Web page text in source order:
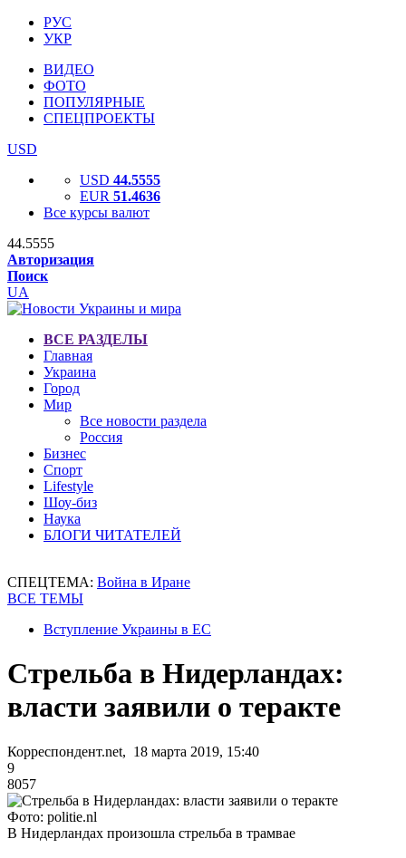
РУС
УКР
ВИДЕО
ФОТО
ПОПУЛЯРНЫЕ
СПЕЦПРОЕКТЫ
USD
USD 44.5555
EUR 51.4636
Все курсы валют
44.5555
Авторизация
Поиск
UA
ВСЕ РАЗДЕЛЫ
Главная
Украина
Город
Мир
Все новости раздела
Россия
Бизнес
Спорт
Lifestyle
Шоу-биз
Наука
БЛОГИ ЧИТАТЕЛЕЙ
СПЕЦТЕМА: Война в Иране
ВСЕ ТЕМЫ
Вступление Украины в ЕС
Стрельба в Нидерландах:
власти заявили о теракте
Корреспондент.net, 18 марта 2019, 15:40
9
8057
Фото: politie.nl
В Нидерландах произошла стрельба в трамвае